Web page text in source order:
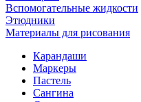
Вспомогательные жидкости
Этюдники
Материалы для рисования
Карандаши
Маркеры
Пастель
Сангина